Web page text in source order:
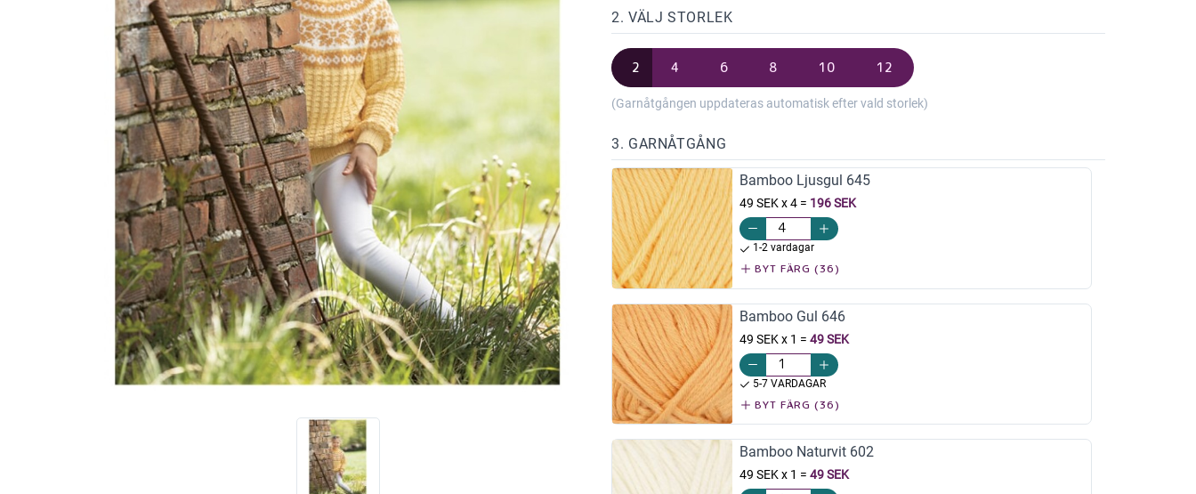
2. VÄLJ STORLEK
2 4 6 8 10 12
(Garnåtgången uppdateras automatisk efter vald storlek)
3. GARNÅTGÅNG
Bamboo Ljusgul 645
49 SEK x 4= 196 SEK
1-2 vardagar
BYT FÄRG (36)
Bamboo Gul 646
49 SEK x 1 = 49 SEK
5-7 VARDAGAR
BYT FÄRG (36)
Bamboo Naturvit 602
49 SEK x 1 = 49 SEK